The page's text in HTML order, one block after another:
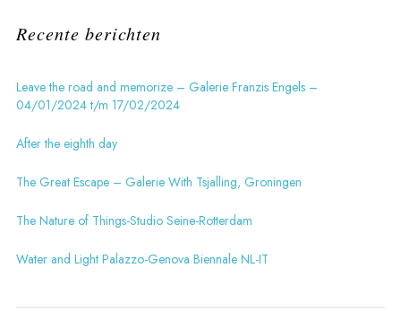
Recente berichten
Leave the road and memorize – Galerie Franzis Engels –
04/01/2024 t/m 17/02/2024
After the eighth day
The Great Escape – Galerie With Tsjalling, Groningen
The Nature of Things-Studio Seine-Rotterdam
Water and Light Palazzo-Genova Biennale NL-IT